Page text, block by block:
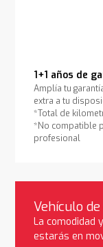
1+1 años de
Amplía tu
extra a tu
*Total de
*No compatible
profesional
Vehículo
La comodidad
estarás en